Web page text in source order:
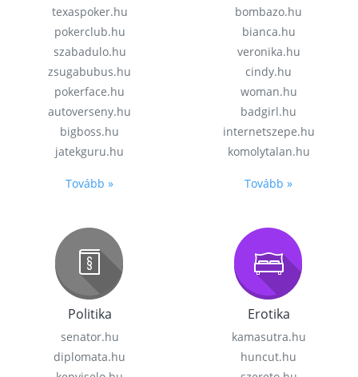
texaspoker.hu
pokerclub.hu
szabadulo.hu
zsugabubus.hu
pokerface.hu
autoverseny.hu
bigboss.hu
jatekguru.hu
Tovább »
bombazo.hu
bianca.hu
veronika.hu
cindy.hu
woman.hu
badgirl.hu
internetszepe.hu
komolytalan.hu
Tovább »
Politika
senator.hu
diplomata.hu
Erotika
kamasutra.hu
huncut.hu